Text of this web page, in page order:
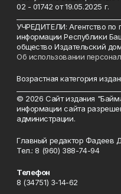
02 - 01742 от 19.05.2025 г.
УЧРЕДИТЕЛИ: Агентство по
информации Республики
общество Издательский
Об использовании
Возрастная категория
© 2026 Сайт издания
информации сайта
администрации.
Главный редактор Фадеев
Тел.: 8 (960) 388-74-94
Телефон
8 (34751) 3-14-62